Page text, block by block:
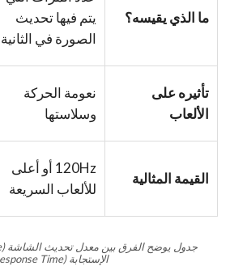
ما الذي يقيسه؟
يتم فيها تحديث
الصورة في الثانية
تأثيره على
الألعاب
نعومة الحركة
وسلاستها
القيمة المثالية
120Hz أو أعلى
للألعاب السريعة
الإستجابة (Response Time)